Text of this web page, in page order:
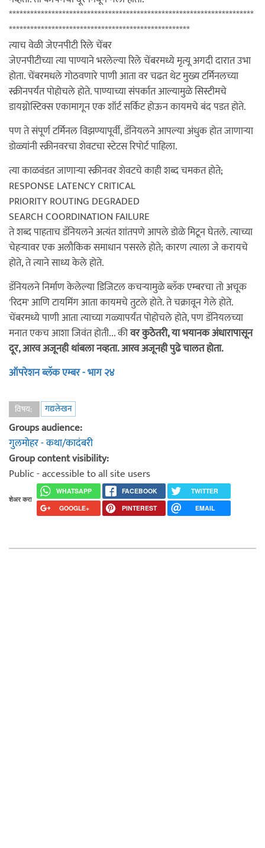
*********************************************************************
***************************************************
त्याच वेळी जेएनपीटी रिले चेंबर
जेएनपीटीच्या त्या पाण्याने भरलेल्या रिले चेंबरमध्ये मृत्यू अगदी दारात उभा
होता. चेंबरमधले गोठवणारे पाणी आता वर चढत थेट मुख्य टर्मिनलच्या
स्क्रीनपर्यंत पोहोचले होते. पाण्याच्या संपर्कात आल्यामुळे सिस्टीमचे
डायग्नोस्टिक्स एकामागून एक शॉर्ट सर्किट होऊन कायमचे बंद पडत होते.
पण ते संपूर्ण टर्मिनल विझण्यापूर्वी, डॅनियलने आपल्या अंधुक होत जाणाऱ्या
डोळ्यांनी स्क्रीनवरचा शेवटचा स्टेटस रिपोर्ट पाहिला.
त्या काळवंडत जाणाऱ्या स्क्रीनवर शेवटचे काही शब्द चमकत होते;
RESPONSE LATENCY CRITICAL
PRIORITY ROUTING DEGRADED
SEARCH COORDINATION FAILURE
ते शब्द पाहताच डॅनियलने अत्यंत शांतपणे आपले डोळे मिटून घेतले. त्याच्या
चेहऱ्यावर एक अलौकिक समाधान पसरले होते; कारण त्याला जे करायचे
होते, ते त्याने साध्य केले होते.
डॅनियलने निर्माण केलेल्या डिजिटल कचऱ्यामुळे ब्लॅक एम्बरचा तो अचूक
'रिदम' आणि टायमिंग आता कायमचे तुटले होते. ते चक्रावून गेले होते.
चेंबरमध्ये पाणी आता त्याच्या गळ्यापर्यंत पोहोचले होते, पण डॅनियलच्या
मनात एकच आशा जिवंत होती... कीवर कुठेतरी, या भयानक अंधारापासून
दूर, आरव अजूनही थांबला नव्हता. आरव अजूनही पुढे चालत होता.
ऑपरेशन ब्लॅक एम्बर - भाग २४
विषय: गद्यलेखन
Groups audience:
गुलमोहर - कथा/कादंबरी
Group content visibility:
Public - accessible to all site users
शेअर करा
WHATSAPP FACEBOOK
TWITTER
GOOGLE+
PINTEREST EMAIL